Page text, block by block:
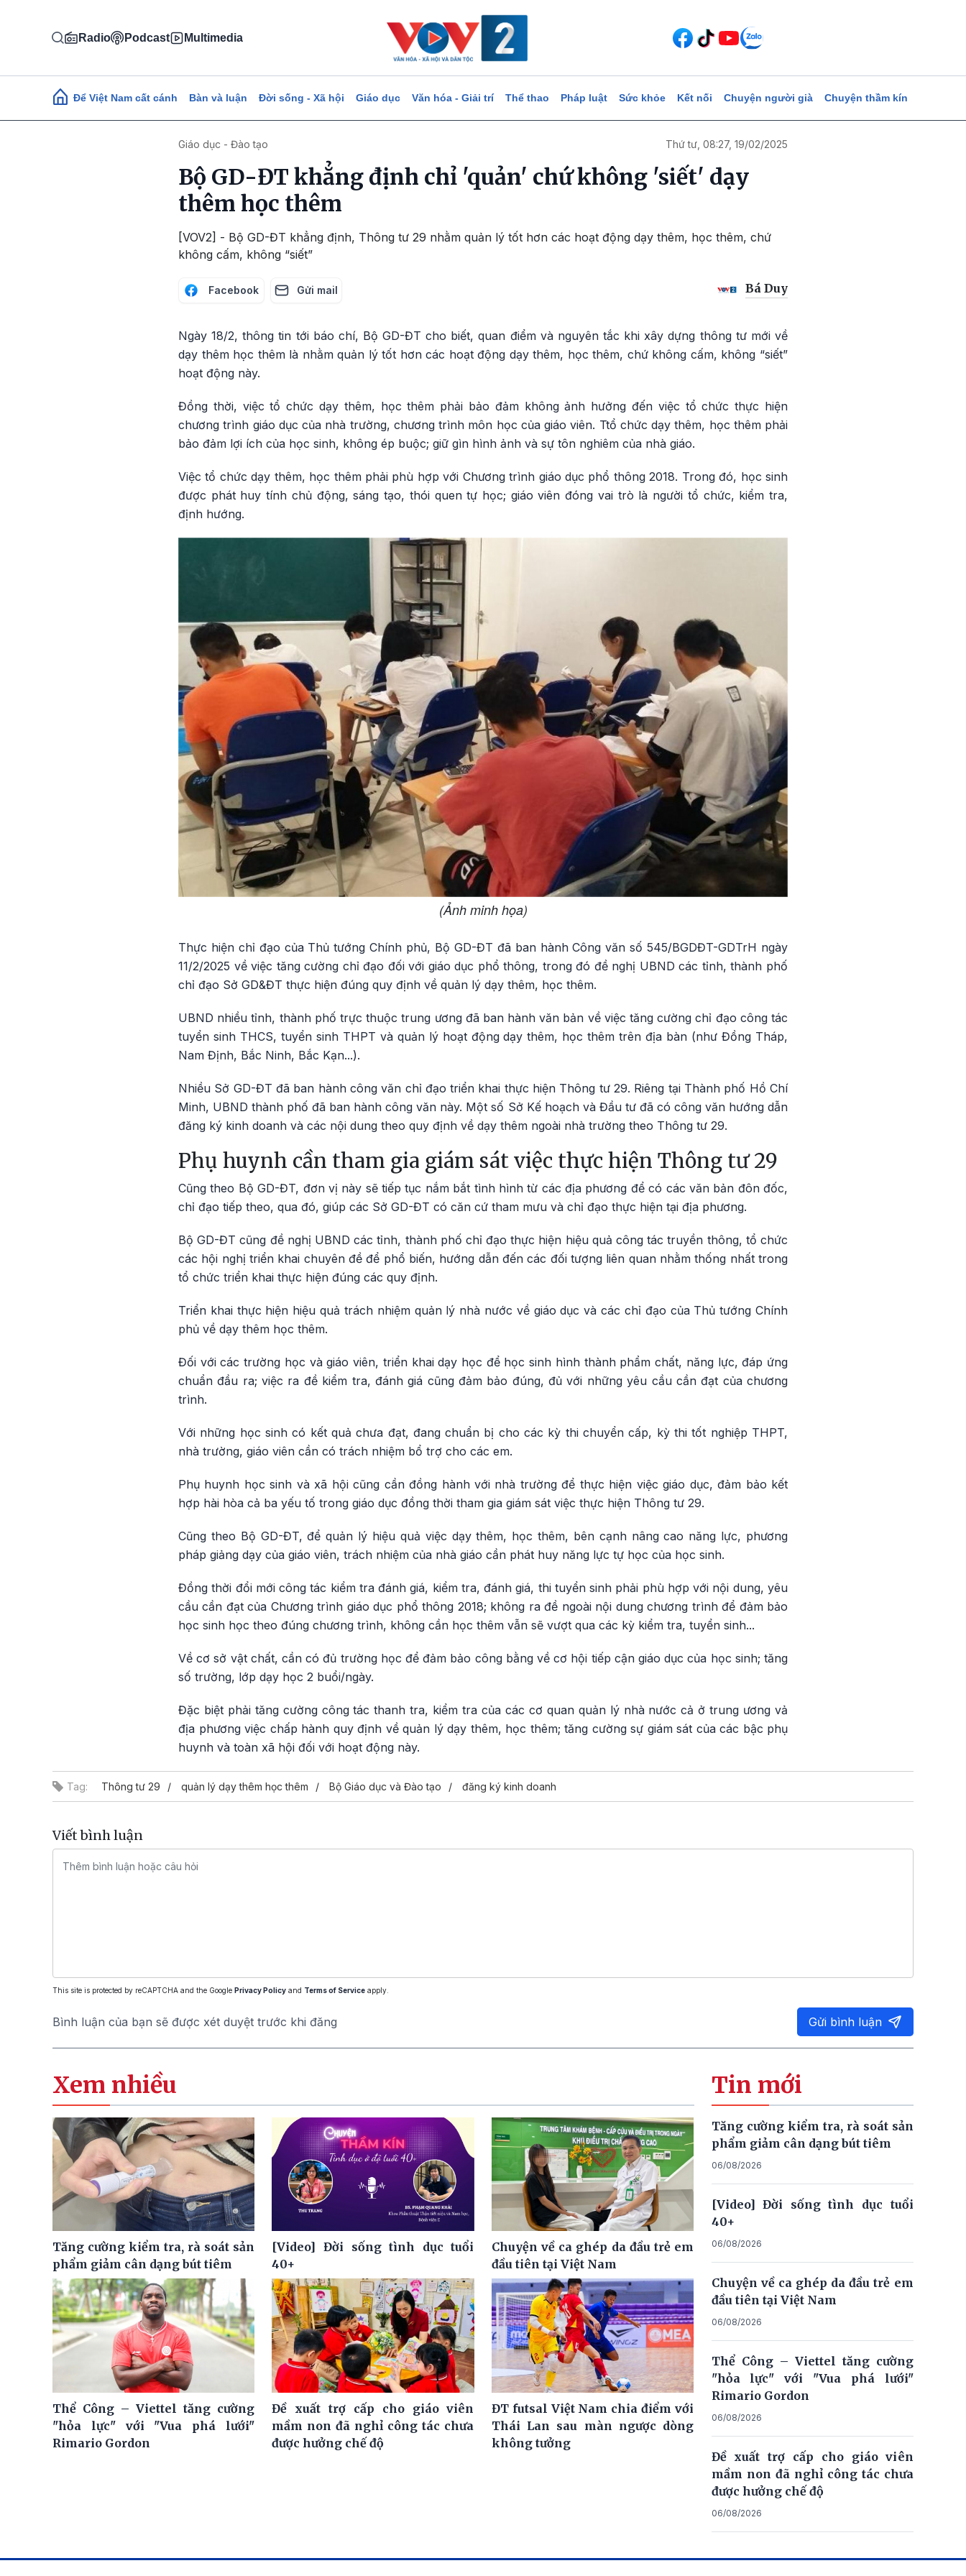
Radio Podcast Multimedia
Main navigation
Để Việt Nam cất cánh Bàn và luận Đời sống - Xã hội Giáo dục Văn hóa - Giải trí Thể thao Pháp luật Sức khỏe Kết nối Chuyện người già Chuyện thầm kín
Giáo dục - Đào tạo Thứ tư, 08:27, 19/02/2025
Bộ GD-ĐT khẳng định chỉ 'quản' chứ không 'siết' dạy
thêm học thêm
[VOV2] - Bộ GD-ĐT khẳng định, Thông tư 29 nhằm quản lý tốt hơn các hoạt động dạy thêm, học thêm, chứ
không cấm, không “siết”
Facebook Gửi mail Bá Duy
Ngày 18/2, thông tin tới báo chí, Bộ GD-ĐT cho biết, quan điểm và nguyên tắc khi xây dựng thông tư mới về
dạy thêm học thêm là nhằm quản lý tốt hơn các hoạt động dạy thêm, học thêm, chứ không cấm, không “siết”
hoạt động này.
Đồng thời, việc tổ chức dạy thêm, học thêm phải bảo đảm không ảnh hưởng đến việc tổ chức thực hiện
chương trình giáo dục của nhà trường, chương trình môn học của giáo viên. Ttổ chức dạy thêm, học thêm phải
bảo đảm lợi ích của học sinh, không ép buộc; giữ gìn hình ảnh và sự tôn nghiêm của nhà giáo.
Việc tổ chức dạy thêm, học thêm phải phù hợp với Chương trình giáo dục phổ thông 2018. Trong đó, học sinh
được phát huy tính chủ động, sáng tạo, thói quen tự học; giáo viên đóng vai trò là người tổ chức, kiểm tra,
định hướng.
(Ảnh minh họa)
Thực hiện chỉ đạo của Thủ tướng Chính phủ, Bộ GD-ĐT đã ban hành Công văn số 545/BGDĐT-GDTrH ngày
11/2/2025 về việc tăng cường chỉ đạo đối với giáo dục phổ thông, trong đó đề nghị UBND các tỉnh, thành phố
chỉ đạo Sở GD&ĐT thực hiện đúng quy định về quản lý dạy thêm, học thêm.
UBND nhiều tỉnh, thành phố trực thuộc trung ương đã ban hành văn bản về việc tăng cường chỉ đạo công tác
tuyển sinh THCS, tuyển sinh THPT và quản lý hoạt động dạy thêm, học thêm trên địa bàn (như Đồng Tháp,
Nam Định, Bắc Ninh, Bắc Kạn...).
Nhiều Sở GD-ĐT đã ban hành công văn chỉ đạo triển khai thực hiện Thông tư 29. Riêng tại Thành phố Hồ Chí
Minh, UBND thành phố đã ban hành công văn này. Một số Sở Kế hoạch và Đầu tư đã có công văn hướng dẫn
đăng ký kinh doanh và các nội dung theo quy định về dạy thêm ngoài nhà trường theo Thông tư 29.
Phụ huynh cần tham gia giám sát việc thực hiện Thông tư 29
Cũng theo Bộ GD-ĐT, đơn vị này sẽ tiếp tục nắm bắt tình hình từ các địa phương để có các văn bản đôn đốc,
chỉ đạo tiếp theo, qua đó, giúp các Sở GD-ĐT có căn cứ tham mưu và chỉ đạo thực hiện tại địa phương.
Bộ GD-ĐT cũng đề nghị UBND các tỉnh, thành phố chỉ đạo thực hiện hiệu quả công tác truyền thông, tổ chức
các hội nghị triển khai chuyên đề để phổ biến, hướng dẫn đến các đối tượng liên quan nhằm thống nhất trong
tổ chức triển khai thực hiện đúng các quy định.
Triển khai thực hiện hiệu quả trách nhiệm quản lý nhà nước về giáo dục và các chỉ đạo của Thủ tướng Chính
phủ về dạy thêm học thêm.
Đối với các trường học và giáo viên, triển khai dạy học để học sinh hình thành phẩm chất, năng lực, đáp ứng
chuẩn đầu ra; việc ra đề kiểm tra, đánh giá cũng đảm bảo đúng, đủ với những yêu cầu cần đạt của chương
trình.
Với những học sinh có kết quả chưa đạt, đang chuẩn bị cho các kỳ thi chuyển cấp, kỳ thi tốt nghiệp THPT,
nhà trường, giáo viên cần có trách nhiệm bổ trợ cho các em.
Phụ huynh học sinh và xã hội cũng cần đồng hành với nhà trường để thực hiện việc giáo dục, đảm bảo kết
hợp hài hòa cả ba yếu tố trong giáo dục đồng thời tham gia giám sát việc thực hiện Thông tư 29.
Cũng theo Bộ GD-ĐT, để quản lý hiệu quả việc dạy thêm, học thêm, bên cạnh nâng cao năng lực, phương
pháp giảng dạy của giáo viên, trách nhiệm của nhà giáo cần phát huy năng lực tự học của học sinh.
Đồng thời đổi mới công tác kiểm tra đánh giá, kiểm tra, đánh giá, thi tuyển sinh phải phù hợp với nội dung, yêu
cầu cần đạt của Chương trình giáo dục phổ thông 2018; không ra đề ngoài nội dung chương trình để đảm bảo
học sinh học theo đúng chương trình, không cần học thêm vẫn sẽ vượt qua các kỳ kiểm tra, tuyển sinh...
Về cơ sở vật chất, cần có đủ trường học để đảm bảo công bằng về cơ hội tiếp cận giáo dục của học sinh; tăng
số trường, lớp dạy học 2 buổi/ngày.
Đặc biệt phải tăng cường công tác thanh tra, kiểm tra của các cơ quan quản lý nhà nước cả ở trung ương vả
địa phương việc chấp hành quy định về quản lý dạy thêm, học thêm; tăng cường sự giám sát của các bậc phụ
huynh và toàn xã hội đối với hoạt động này.
Tag: Thông tư 29 quản lý dạy thêm học thêm Bộ Giáo dục và Đào tạo đăng ký kinh doanh
Viết bình luận
This site is protected by reCAPTCHA and the Google Privacy Policy and Terms of Service apply.
Bình luận của bạn sẽ được xét duyệt trước khi đăng Gửi bình luận
Xem nhiều
Tăng cường kiểm tra, rà soát sản
phẩm giảm cân dạng bút tiêm
[Video] Đời sống tình dục tuổi
40+
Chuyện về ca ghép da đầu trẻ em
đầu tiên tại Việt Nam
Thể Công – Viettel tăng cường
"hỏa lực" với "Vua phá lưới"
Rimario Gordon
Đề xuất trợ cấp cho giáo viên
mầm non đã nghỉ công tác chưa
được hưởng chế độ
ĐT futsal Việt Nam chia điểm với
Thái Lan sau màn ngược dòng
không tưởng
Tin mới
Tăng cường kiểm tra, rà soát sản
phẩm giảm cân dạng bút tiêm
06/08/2026
[Video] Đời sống tình dục tuổi
40+
06/08/2026
Chuyện về ca ghép da đầu trẻ em
đầu tiên tại Việt Nam
06/08/2026
Thể Công – Viettel tăng cường
"hỏa lực" với "Vua phá lưới"
Rimario Gordon
06/08/2026
Đề xuất trợ cấp cho giáo viên
mầm non đã nghỉ công tác chưa
được hưởng chế độ
06/08/2026